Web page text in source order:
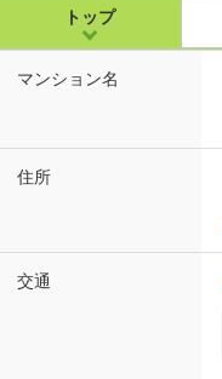
トップ
マンション名
住所
交通